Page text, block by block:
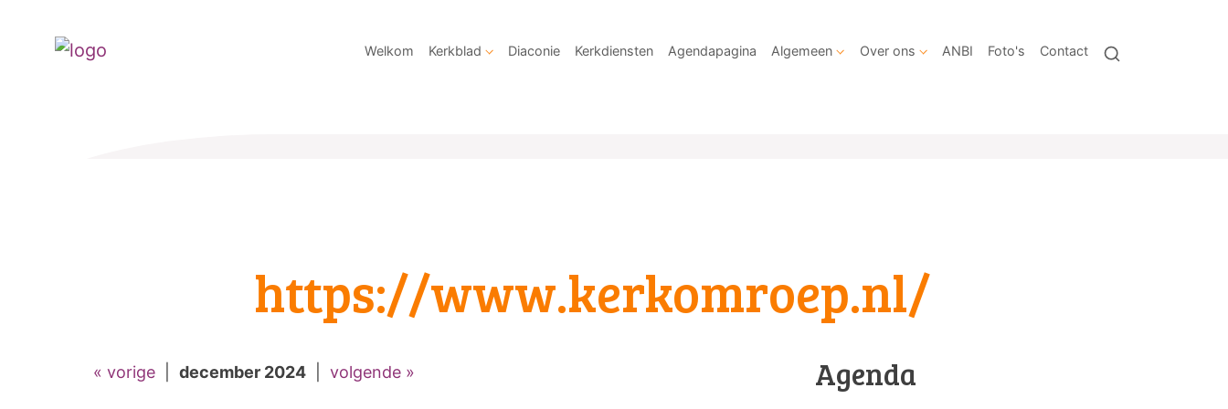
Welkom Kerkblad Diaconie Kerkdiensten Agendapagina Algemeen Over ons ANBI Foto's Contact
https://www.kerkomroep.nl/
« vorige december 2024 volgende » Agenda